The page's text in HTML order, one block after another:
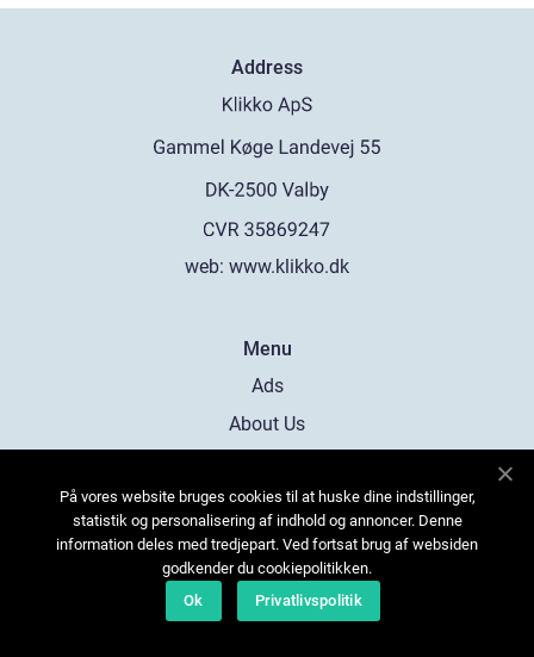
Address
web: www.klikko.dk
Menu
Ads
About Us
Contact
Sitemap
På vores website bruges cookies til at huske dine indstillinger,
statistik og personalisering af indhold og annoncer. Denne
information deles med tredjepart. Ved fortsat brug af websiden
godkender du cookiepolitikken.
Ok
Privatlivspolitik